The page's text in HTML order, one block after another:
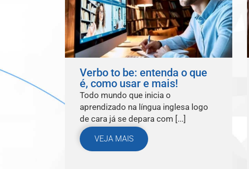
Verbo to be: entenda o que
é, como usar e mais!
Todo mundo que inicia o
aprendizado na língua inglesa logo
de cara já se depara com [...]
VEJA MAIS